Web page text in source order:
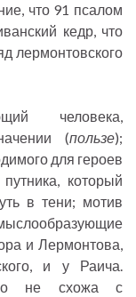
что 91 псалом
кедр, что
лермонтовского
человека,
(пользе);
для героев
который
в тени; мотив
и Лермонтова,
и у Раича.
не схожа с